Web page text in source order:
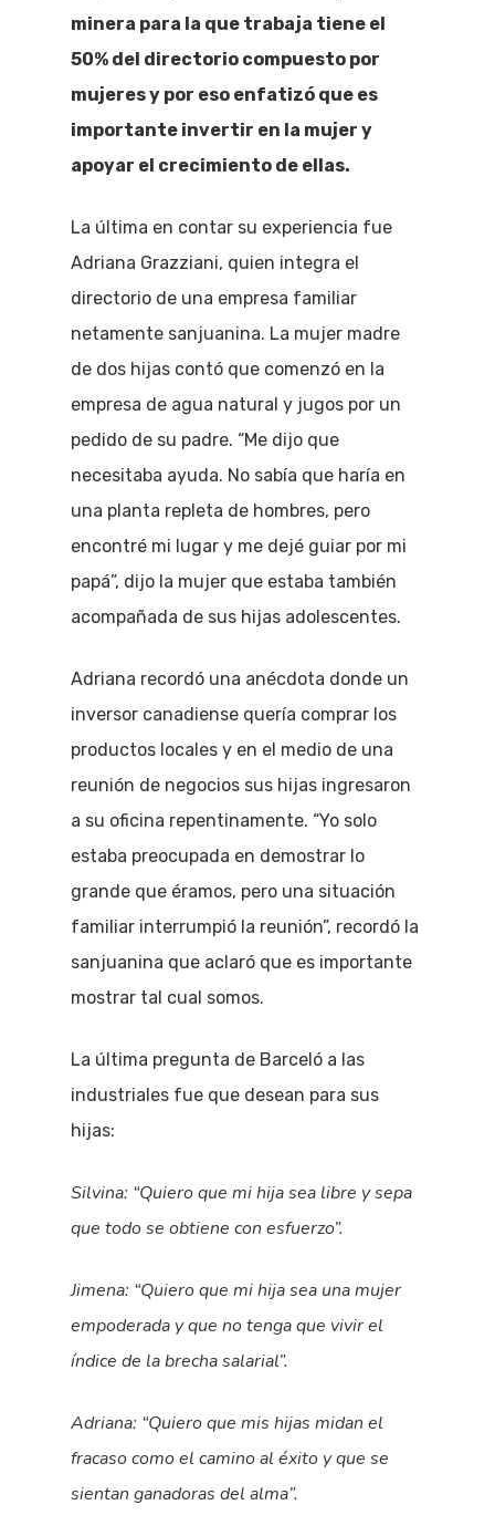
minera para la que trabaja tiene el
50% del directorio compuesto por
mujeres y por eso enfatizó que es
importante invertir en la mujer y
apoyar el crecimiento de ellas.
La última en contar su experiencia fue
Adriana Grazziani, quien integra el
directorio de una empresa familiar
netamente sanjuanina. La mujer madre
de dos hijas contó que comenzó en la
empresa de agua natural y jugos por un
pedido de su padre. “Me dijo que
necesitaba ayuda. No sabía que haría en
una planta repleta de hombres, pero
encontré mi lugar y me dejé guiar por mi
papá”, dijo la mujer que estaba también
acompañada de sus hijas adolescentes.
Adriana recordó una anécdota donde un
inversor canadiense quería comprar los
productos locales y en el medio de una
reunión de negocios sus hijas ingresaron
a su oficina repentinamente. “Yo solo
estaba preocupada en demostrar lo
grande que éramos, pero una situación
familiar interrumpió la reunión”, recordó la
sanjuanina que aclaró que es importante
mostrar tal cual somos.
La última pregunta de Barceló a las
industriales fue que desean para sus
hijas:
Silvina: “Quiero que mi hija sea libre y sepa
que todo se obtiene con esfuerzo”.
Jimena: “Quiero que mi hija sea una mujer
empoderada y que no tenga que vivir el
índice de la brecha salarial”.
Adriana: “Quiero que mis hijas midan el
fracaso como el camino al éxito y que se
sientan ganadoras del alma”.